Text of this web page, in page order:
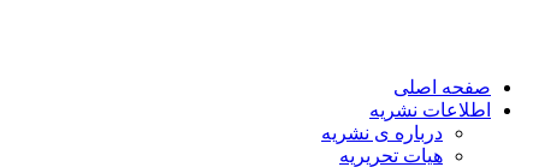
صفحه اصلی
اطلاعات نشریه
درباره ی نشریه
هیات تحریریه